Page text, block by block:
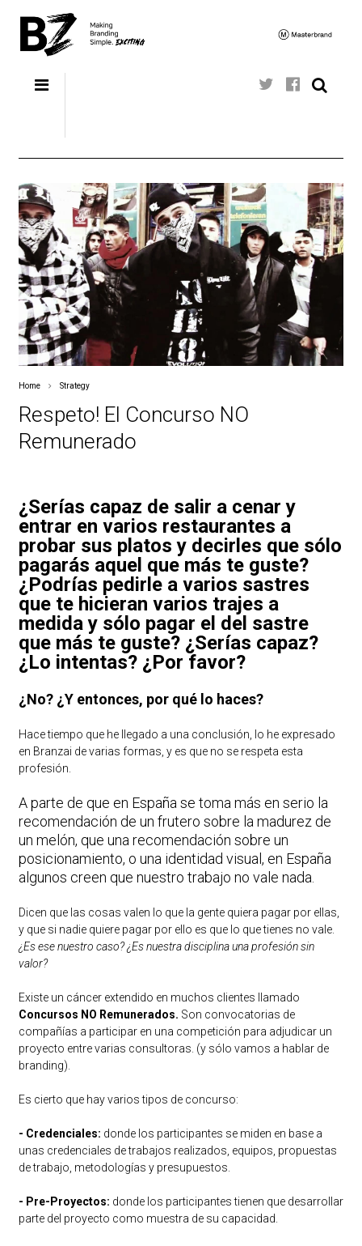
Home Strategy
Respeto! El Concurso NO
Remunerado
¿Serías capaz de salir a cenar y
entrar en varios restaurantes a
probar sus platos y decirles que sólo
pagarás aquel que más te guste?
¿Podrías pedirle a varios sastres
que te hicieran varios trajes a
medida y sólo pagar el del sastre
que más te guste? ¿Serías capaz?
¿Lo intentas? ¿Por favor?
¿No? ¿Y entonces, por qué lo haces?
Hace tiempo que he llegado a una conclusión, lo he expresado
en Branzai de varias formas, y es que no se respeta esta
profesión.
A parte de que en España se toma más en serio la
recomendación de un frutero sobre la madurez de
un melón, que una recomendación sobre un
posicionamiento, o una identidad visual, en España
algunos creen que nuestro trabajo no vale nada.
Dicen que las cosas valen lo que la gente quiera pagar por ellas,
y que si nadie quiere pagar por ello es que lo que tienes no vale.
¿Es ese nuestro caso? ¿Es nuestra disciplina una profesión sin
valor?
Existe un cáncer extendido en muchos clientes llamado
Concursos NO Remunerados. Son convocatorias de
compañías a participar en una competición para adjudicar un
proyecto entre varias consultoras. (y sólo vamos a hablar de
branding).
Es cierto que hay varios tipos de concurso:
- Credenciales: donde los participantes se miden en base a
unas credenciales de trabajos realizados, equipos, propuestas
de trabajo, metodologías y presupuestos.
- Pre-Proyectos: donde los participantes tienen que desarrollar
parte del proyecto como muestra de su capacidad.